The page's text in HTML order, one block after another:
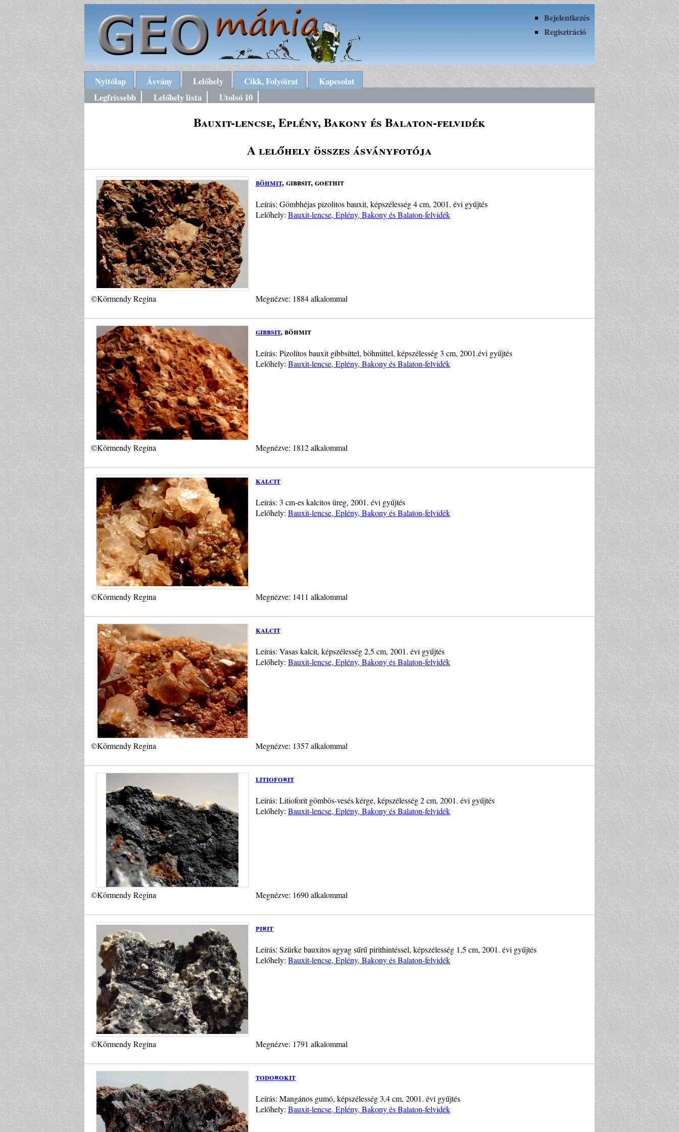
Bejelentkezés
Regisztráció
Nyitólap Ásvány Lelőhely Cikk, Folyóirat
Kapcsolat
Legfrissebb
Lelőhely lista Utolsó 10
Bauxit-lencse, Eplény, Bakony és Balaton-felvidék
A lelőhely összes ásványfotója
böhmit, gibbsit, goethit
Leírás: Gömbhéjas pizolitos bauxit, képszélesség 4 cm, 2001. évi gyűjtés
Lelőhely: Bauxit-lencse, Eplény, Bakony és Balaton-felvidék
©Körmendy Regina Megnézve: 1884 alkalommal
gibbsit, böhmit
Leírás: Pizolitos bauxit gibbsittel, böhmittel, képszélesség 3 cm, 2001.évi gyűjtés
Lelőhely: Bauxit-lencse, Eplény, Bakony és Balaton-felvidék
©Körmendy Regina Megnézve: 1812 alkalommal
kalcit
Leírás: 3 cm-es kalcitos üreg, 2001. évi gyűjtés
Lelőhely: Bauxit-lencse, Eplény, Bakony és Balaton-felvidék
©Körmendy Regina Megnézve: 1411 alkalommal
kalcit
Leírás: Vasas kalcit, képszélesség 2,5 cm, 2001. évi gyűjtés
Lelőhely: Bauxit-lencse, Eplény, Bakony és Balaton-felvidék
©Körmendy Regina Megnézve: 1357 alkalommal
litioforit
Leírás: Litioforit gömbös-vesés kérge, képszélesség 2 cm, 2001. évi gyűjtés
Lelőhely: Bauxit-lencse, Eplény, Bakony és Balaton-felvidék
©Körmendy Regina Megnézve: 1690 alkalommal
pirit
Leírás: Szürke bauxitos agyag sűrű pirithintéssel, képszélesség 1,5 cm, 2001. évi gyűjtés
Lelőhely: Bauxit-lencse, Eplény, Bakony és Balaton-felvidék
©Körmendy Regina Megnézve: 1791 alkalommal
todorokit
Leírás: Mangános gumó, képszélesség 3,4 cm, 2001. évi gyűjtés
Lelőhely: Bauxit-lencse, Eplény, Bakony és Balaton-felvidék